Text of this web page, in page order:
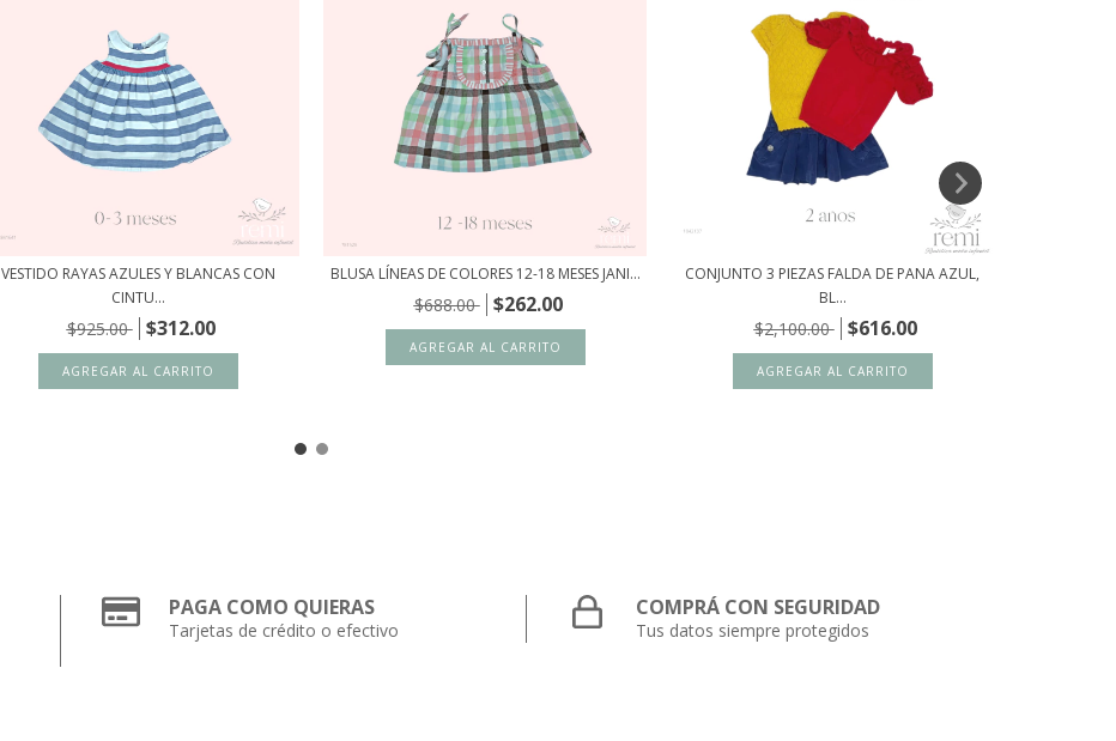
VESTIDO RAYAS AZULES Y BLANCAS CON
CINTU...
$925.00 $312.00
BLUSA LÍNEAS DE COLORES 12-18 MESES JANI...
$688.00 $262.00
CONJUNTO 3 PIEZAS FALDA DE PANA AZUL,
BL...
$2,100.00 $616.00
PAGA COMO QUIERAS
Tarjetas de crédito o efectivo
COMPRÁ CON SEGURIDAD
Tus datos siempre protegidos